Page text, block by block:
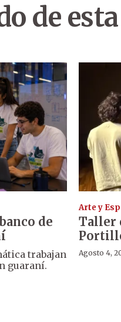
de
de
trabajan
guaraní.
Arte y
Taller
Agosto 4,